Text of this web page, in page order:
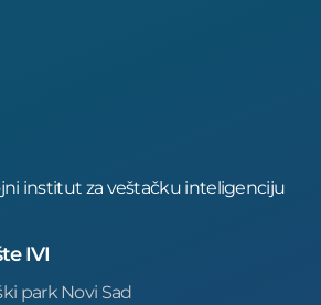
institut za veštačku inteligenciju
IVI
park Novi Sad